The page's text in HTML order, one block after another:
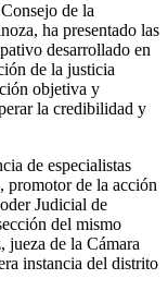
de la
ha presentado las
desarrollado en
de la justicia
objetiva y
la credibilidad y
de especialistas
promotor de la acción
Judicial de
del mismo
de la Cámara
instancia del distrito